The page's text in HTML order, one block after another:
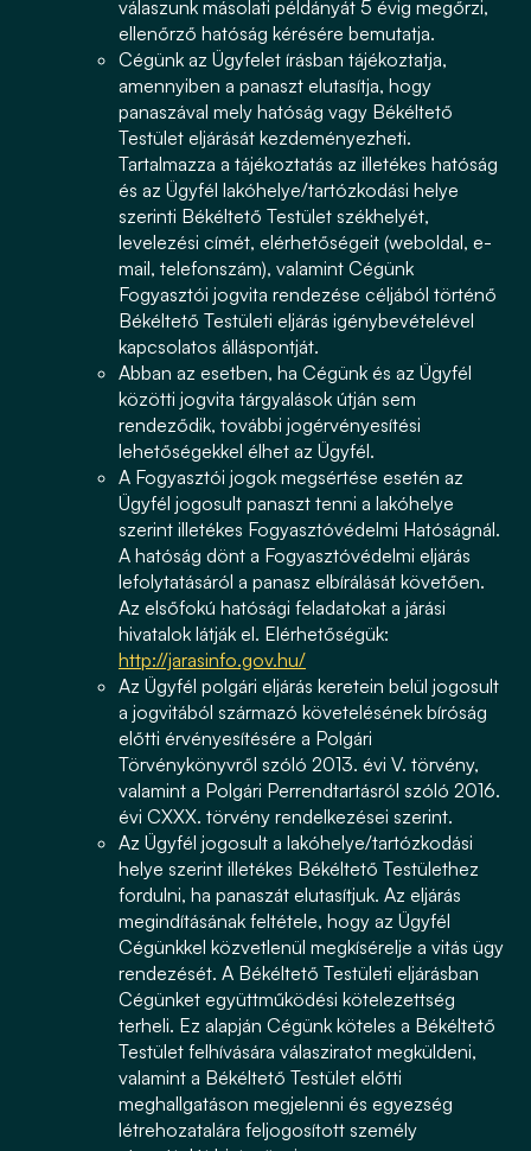
válaszunk másolati példányát 5 évig megőrzi,
ellenőrző hatóság kérésére bemutatja.
Cégünk az Ügyfelet írásban tájékoztatja,
amennyiben a panaszt elutasítja, hogy
panaszával mely hatóság vagy Békéltető
Testület eljárását kezdeményezheti.
Tartalmazza a tájékoztatás az illetékes hatóság
és az Ügyfél lakóhelye/tartózkodási helye
szerinti Békéltető Testület székhelyét,
levelezési címét, elérhetőségeit (weboldal, e-
mail, telefonszám), valamint Cégünk
Fogyasztói jogvita rendezése céljából történő
Békéltető Testületi eljárás igénybevételével
kapcsolatos álláspontját.
Abban az esetben, ha Cégünk és az Ügyfél
közötti jogvita tárgyalások útján sem
rendeződik, további jogérvényesítési
lehetőségekkel élhet az Ügyfél.
A Fogyasztói jogok megsértése esetén az
Ügyfél jogosult panaszt tenni a lakóhelye
szerint illetékes Fogyasztóvédelmi Hatóságnál.
A hatóság dönt a Fogyasztóvédelmi eljárás
lefolytatásáról a panasz elbírálását követően.
Az elsőfokú hatósági feladatokat a járási
hivatalok látják el. Elérhetőségük:
http://jarasinfo.gov.hu/
Az Ügyfél polgári eljárás keretein belül jogosult
a jogvitából származó követelésének bíróság
előtti érvényesítésére a Polgári
Törvénykönyvről szóló 2013. évi V. törvény,
valamint a Polgári Perrendtartásról szóló 2016.
évi CXXX. törvény rendelkezései szerint.
Az Ügyfél jogosult a lakóhelye/tartózkodási
helye szerint illetékes Békéltető Testülethez
fordulni, ha panaszát elutasítjuk. Az eljárás
megindításának feltétele, hogy az Ügyfél
Cégünkkel közvetlenül megkísérelje a vitás ügy
rendezését. A Békéltető Testületi eljárásban
Cégünket együttműködési kötelezettség
terheli. Ez alapján Cégünk köteles a Békéltető
Testület felhívására válasziratot megküldeni,
valamint a Békéltető Testület előtti
meghallgatáson megjelenni és egyezség
létrehozatalára feljogosított személy